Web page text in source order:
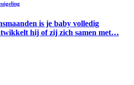
is je baby volledig
hij of zij zich samen met…